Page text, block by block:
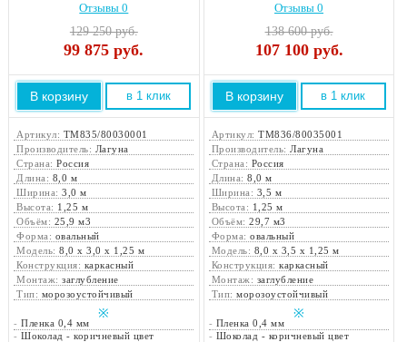
Отзывы 0
129 250 руб.
99 875 руб.
В корзину в 1 клик
Артикул: ТМ835/80030001
Производитель: Лагуна
Страна:Россия
Длина: 8,0 м
Ширина:3,0 м
Высота: 1,25 м
Объём: 25,9 м3
Форма: овальный
Модель:8,0 х 3,0 х 1,25 м
Конструкция: каркасный
Монтаж:заглубление
Тип: морозоустойчивый
※
-Пленка 0,4 мм
-Шоколад - коричневый цвет
Отзывы 0
138 600 руб.
107 100руб.
В корзину в 1 клик
Артикул:ТМ836/80035001
Производитель:Лагуна
Страна: Россия
Длина:8,0 м
Ширина: 3,5 м
Высота: 1,25 м
Объём:29,7 м3
Форма:овальный
Модель: 8,0 х 3,5 х 1,25 м
Конструкция:каркасный
Монтаж: заглубление
Тип:морозоустойчивый
※
- Пленка 0,4 мм
- Шоколад - коричневый цвет